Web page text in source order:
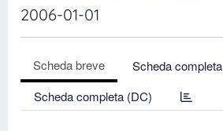
2006-01-01
Scheda breve
Scheda completa
Scheda completa (DC)